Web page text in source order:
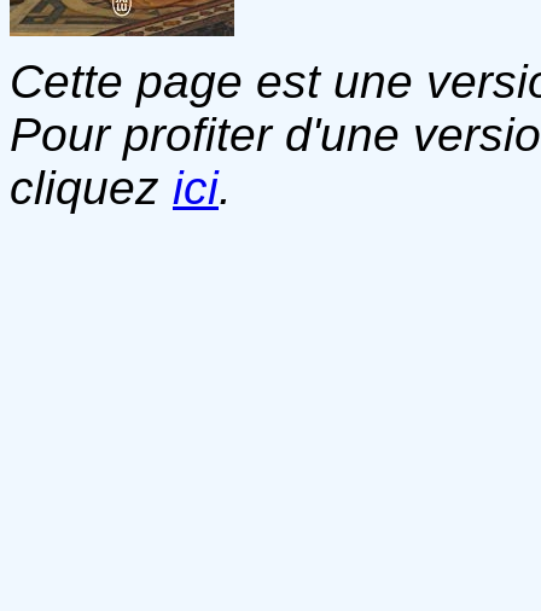
Cette page est une
Pour profiter d'une
cliquez ici.